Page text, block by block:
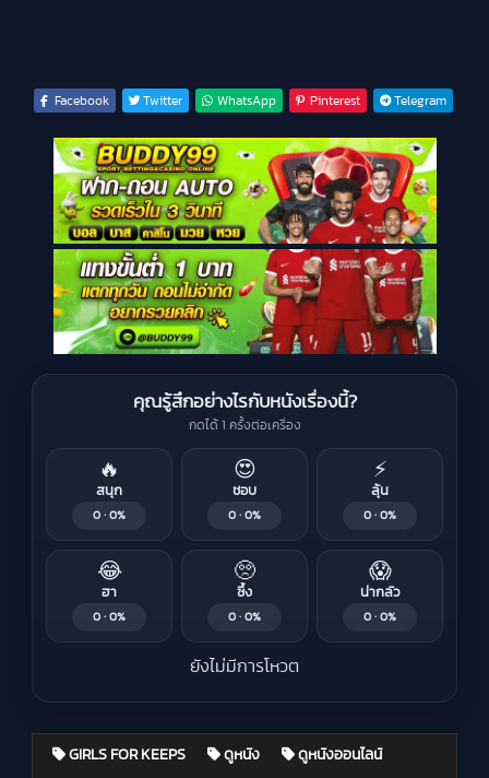
Facebook Twitter WhatsApp Pinterest Telegram
คุณรู้สึกอย่างไรกับหนังเรื่องนี้?
กดได้ 1 ครั้งต่อเครื่อง
🔥
สนุก
0 · 0%
😍
ชอบ
0 · 0%
⚡
ลุ้น
0 · 0%
😂
ฮา
0 · 0%
🥺
ซึ้ง
0 · 0%
😱
น่ากลัว
0 · 0%
ยังไม่มีการโหวต
GIRLS FOR KEEPS ดูหนัง ดูหนังออนไลน์